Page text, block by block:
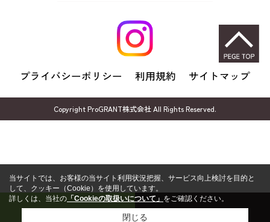
プライバシーポリシー 利用規約 サイトマップ
Copyright ProGRANT株式会社 All Rights Reserved.
当サイトでは、お客様の当サイト利用状況把握、サービス向上検討を目的と
して、クッキー（Cookie）を使用しています。
詳しくは、当社の 「Cookieの取扱いについて」 をご確認ください。
閉じる